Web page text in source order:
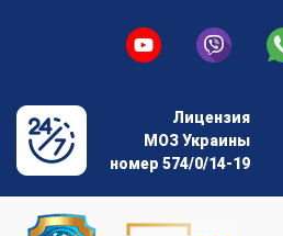
Лицензия
МОЗ Украины
номер 574/0/14-19